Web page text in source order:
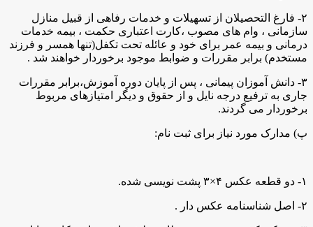
۲- فارغ التحصیلان از تسهیلات و خدمات رفاهی از قبیل منازل
سازمانی ، وام های مصوب ،‌کارت اعتباری حکمت ، بیمه خدمات
درمانی و بیمه عمر برای خود و عائله تحت تکفل(تنها همسر و فرزند
مستخدم) برابر مقررات و ضوابط موجود برخوردار خواهند شد .
۳- دانش آموزان پیمانی ، پس از پایان دوره آموزش،برابر مقررات
جاری به ترفیع درجه نایل و از حقوق و دیگر امتیازهای مربوط
برخوردار می گردند.
پ) مدارک مورد نیاز برای ثبت نام:
۱- دو قطعه عکس ۴×۳ پشت نویسی شده.
۲- اصل شناسنامه عکس دار .